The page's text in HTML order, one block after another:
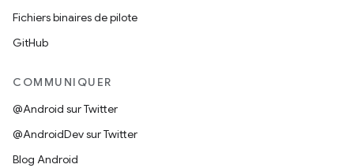
Fichiers binaires de pilote
GitHub
COMMUNIQUER
@Android sur Twitter
@AndroidDev sur Twitter
Blog Android